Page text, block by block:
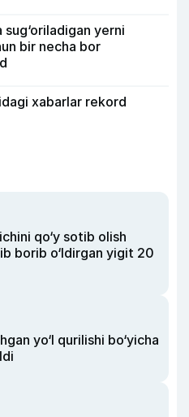
yerni
bir necha bor
xabarlar rekord
qo‘y sotib olish
borib o‘ldirgan yigit 20
yo‘l qurilishi bo‘yicha